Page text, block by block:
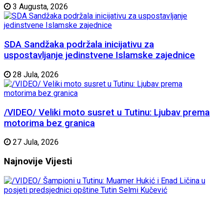
3 Augusta, 2026
SDA Sandžaka podržala inicijativu za
uspostavljanje jedinstvene Islamske zajednice
28 Jula, 2026
/VIDEO/ Veliki moto susret u Tutinu: Ljubav prema
motorima bez granica
27 Jula, 2026
Najnovije Vijesti